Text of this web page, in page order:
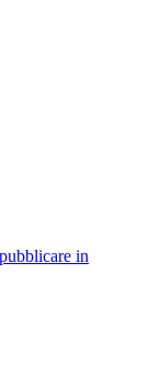
in